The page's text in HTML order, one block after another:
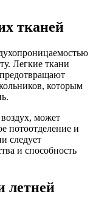
тканей
Легкие ткани
которым
может
потоотделение и
следует
и способность
летней